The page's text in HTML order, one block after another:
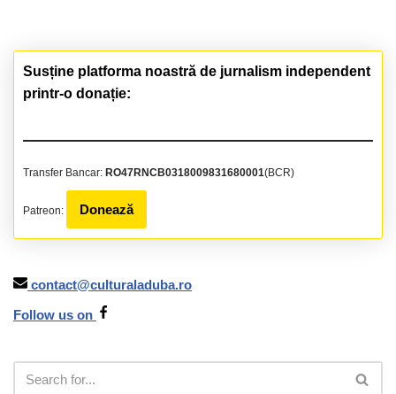
Susține platforma noastră de jurnalism independent
printr-o donație:
Transfer Bancar: RO47RNCB0318009831680001(BCR)
Patreon: Donează
contact@culturaladuba.ro
Follow us on